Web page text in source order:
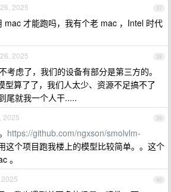
37
2025
mac 才能跑吗，我有个老 mac ，Intel 时代
38
2025
考虑了，我们的设备有部分是第三方的。
型算了了，我们人太少、资源不足搞不了
尾就我一个人干.....
39
2025
https://github.com/ngxson/smolvlm-
这个项目跑我楼上的模型比较简单。。这个
。
40